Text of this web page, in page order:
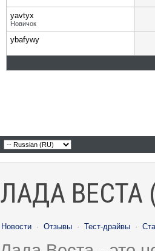
yavtyx
Новичок
ybafywy
ЛАДА ВЕСТА
Новости · Отзывы · Тест-драйвы ·